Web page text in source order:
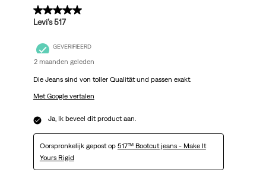
5 van 5 sterren.
Levi’s 517
GEVERIFIEERD
2 maanden geleden
Die Jeans sind von toller Qualität und passen exakt.
Met Google vertalen
Ja, Ik beveel dit product aan.
Oorspronkelijk gepost op 517™ Bootcut jeans - Make It
Yours Rigid